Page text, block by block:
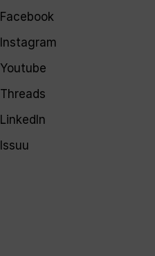
Facebook
Instagram
Youtube
Threads
LinkedIn
Issuu